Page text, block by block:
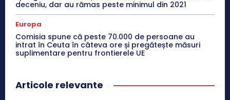
deceniu, dar au rămas peste minimul din 2021
Europa
Comisia spune că peste 70.000 de persoane au
intrat în Ceuta în câteva ore și pregătește măsuri
suplimentare pentru frontierele UE
Articole relevante